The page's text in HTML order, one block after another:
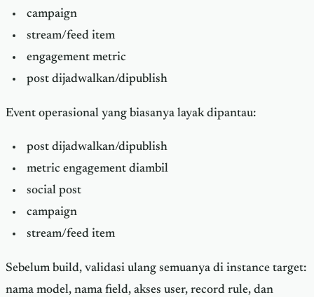
campaign
stream/feed item
engagement metric
post dijadwalkan/dipublish
Event operasional yang biasanya layak dipantau:
post dijadwalkan/dipublish
metric engagement diambil
social post
campaign
stream/feed item
Sebelum build, validasi ulang semuanya di instance target:
nama model, nama field, akses user, record rule, dan